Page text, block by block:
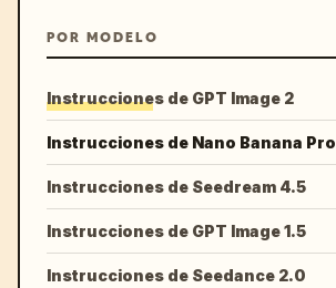
POR MODELO
Instrucciones de GPT Image 2
Instrucciones de Nano Banana Pro
Instrucciones de Seedream 4.5
Instrucciones de GPT Image 1.5
Instrucciones de Seedance 2.0